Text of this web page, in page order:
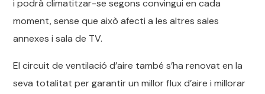
i podrà climatitzar-se segons convingui en cada
moment, sense que això afecti a les altres sales
annexes i sala de TV.
El circuit de ventilació d’aire també s’ha renovat en la
seva totalitat per garantir un millor flux d’aire i millorar